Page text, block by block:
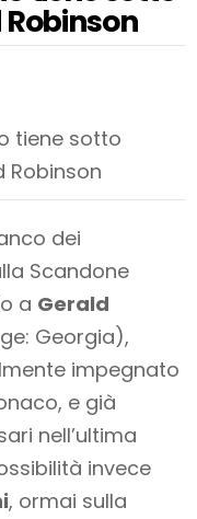
dei
Scandone
a Gerald
Georgia),
impegnato
e già
nell’ultima
invece
, ormai sulla